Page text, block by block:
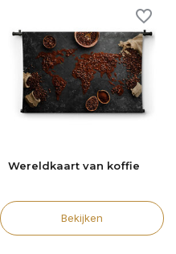
Wereldkaart van koffie
Bekijken